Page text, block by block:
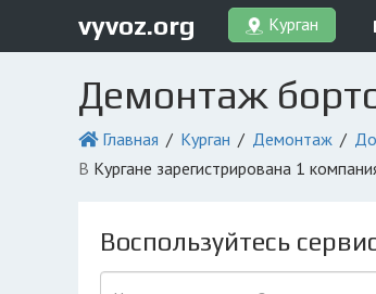
vyvoz.org Курган
Демонтаж
Главная Курган Демонтаж
в Кургане зарегистрирована 1
Воспользуйтесь